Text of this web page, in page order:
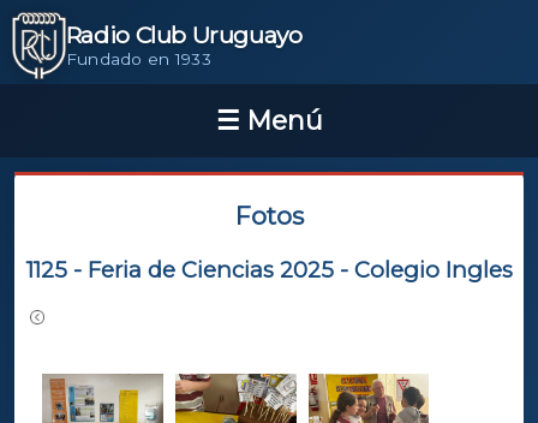
Radio Club Uruguayo
Fundado en 1933
Fotos
1125 - Feria de Ciencias 2025 - Colegio Ingles